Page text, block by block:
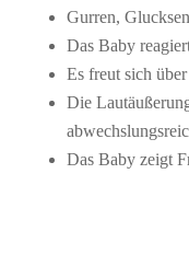
Gurren,
Das Baby
Es freut sich
Die
Das Baby zeigt